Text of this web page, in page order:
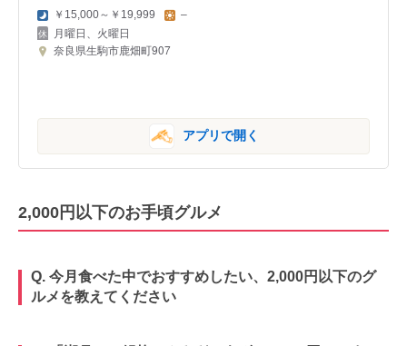
￥15,000～￥19,999 –
月曜日、火曜日
奈良県生駒市鹿畑町907
アプリで開く
2,000円以下のお手頃グルメ
Q. 今月食べた中でおすすめしたい、2,000円以下のグ
ルメを教えてください